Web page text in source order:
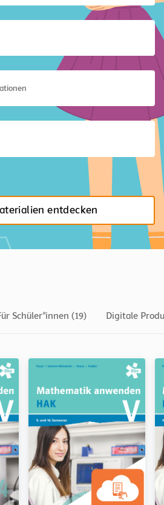
entdecken
Schüler*innen (19) Digitale